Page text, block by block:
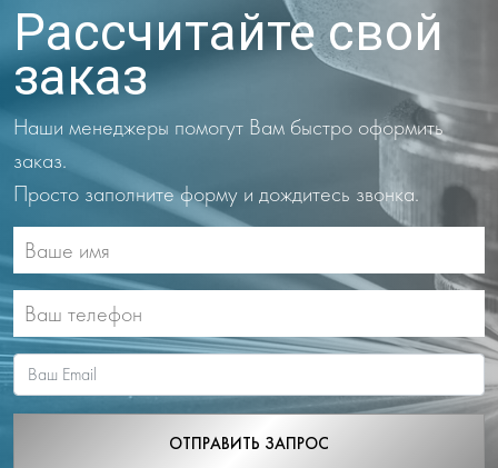
Рассчитайте свой
заказ
Наши менеджеры помогут Вам быстро оформить
заказ.
Просто заполните форму и дождитесь звонка.
ОТПРАВИТЬ ЗАПРОС